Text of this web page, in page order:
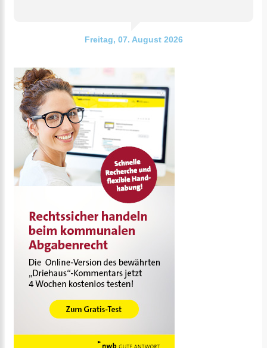
Freitag, 07. August 2026